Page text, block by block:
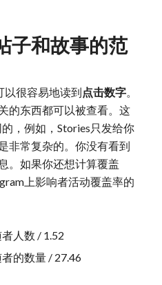
子和故事的范
以很容易地读到点击数字。
的东西都可以被查看。这
，例如，Stories只发给你
非常复杂的。你没有看到
。如果你还想计算覆盖
上影响者活动覆盖率的
人数 / 1.52
的数量 / 27.46